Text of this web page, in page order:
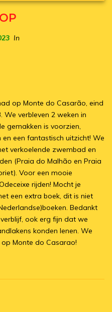
In
op Monte do Casarão, eind
We verbleven 2 weken in
gemakken is voorzien,
en een fantastisch uitzicht! We
verkoelende zwembad en
(Praia do Malhão en Praia
Voor een mooie
rijden! Mocht je
een extra boek, dit is niet
Bedankt
ook erg fijn dat we
konden lenen. We
Monte do Casarao!